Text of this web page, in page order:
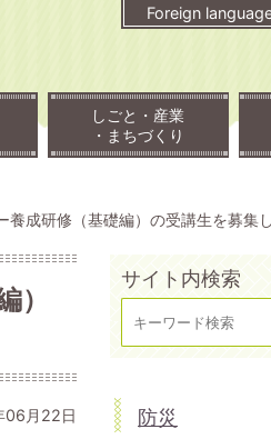
Foreign
しごと・産業
・まちづくり
成研修（基礎編）の受講生を募集
）
06月22日
サイト内検索
防災